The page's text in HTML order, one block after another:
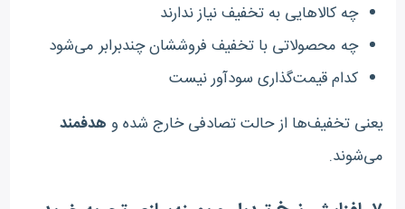
چه کالاهایی به تخفیف نیاز ندارند
چه محصولاتی با تخفیف فروششان چندبرابر می‌شود
کدام قیمت‌گذاری سودآور نیست
یعنی تخفیف‌ها از حالت تصادفی خارج شده و هدفمند
می‌شوند.